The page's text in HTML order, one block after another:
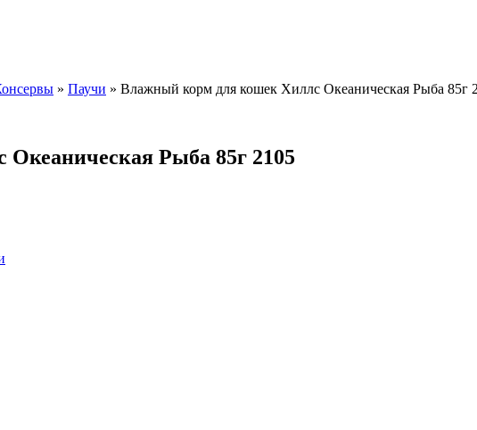
» Паучи » Влажный корм для кошек Хиллс Океаническая Рыба 85г
Рыба 85г 2105